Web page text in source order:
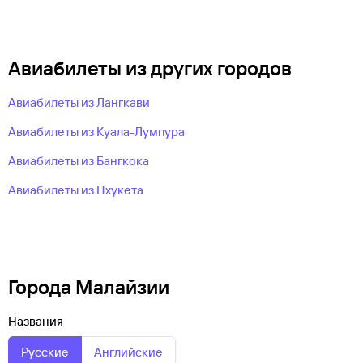
Авиабилеты из других городов
Авиабилеты из Лангкави
Авиабилеты из Куала-Лумпура
Авиабилеты из Бангкока
Авиабилеты из Пхукета
Города Малайзии
Названия
Русские
Английские